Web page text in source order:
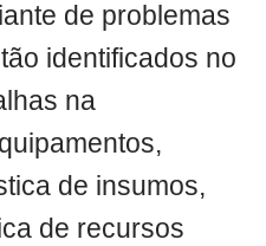
de problemas
identificados no
na
de insumos,
de recursos